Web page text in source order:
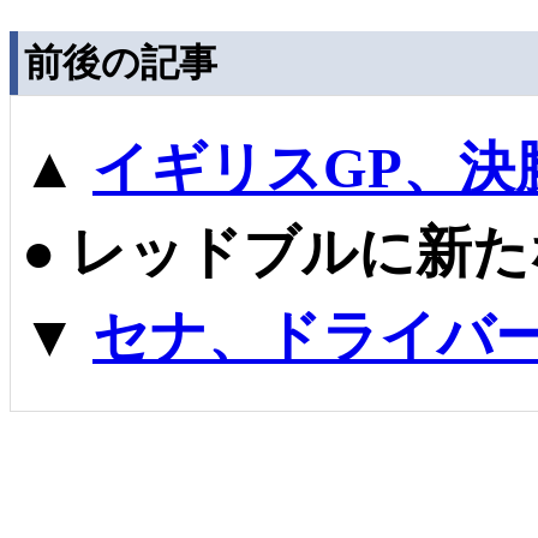
前後の記事
▲ イギリスGP、決
● レッドブルに新
▼ セナ、ドライバ